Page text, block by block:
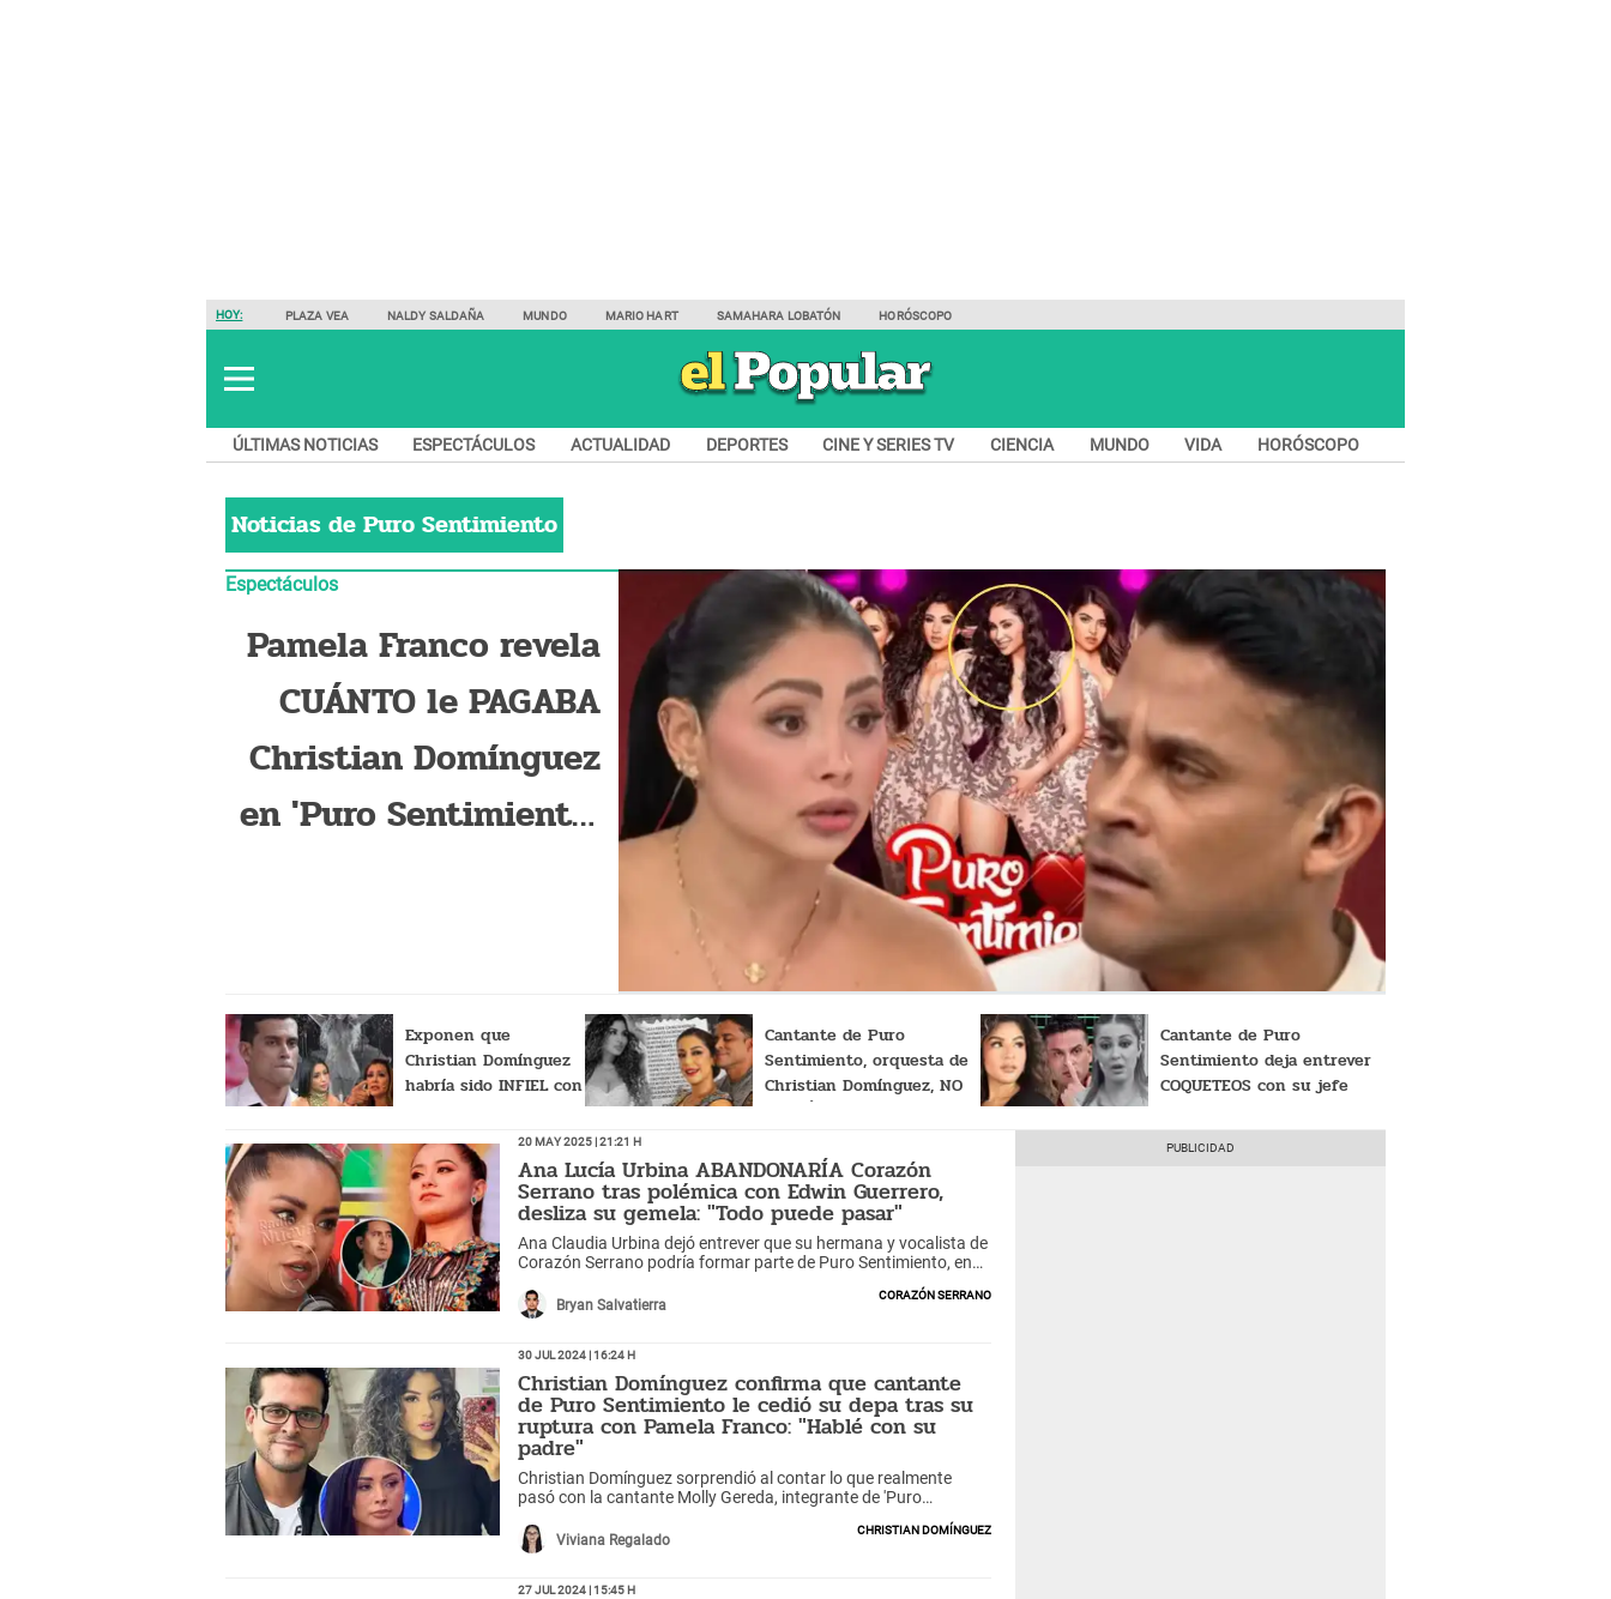
HOY: PLAZA VEA NALDY SALDAÑA MUNDO MARIO HART SAMAHARA LOBATÓN HORÓSCOPO
ÚLTIMAS NOTICIAS ESPECTÁCULOS ACTUALIDAD DEPORTES CINE Y SERIES TV CIENCIA MUNDO VIDA HORÓSCOPO
Noticias dePuro Sentimiento
Espectáculos
Pamela Franco revela
CUÁNTO le PAGABA
Christian Domínguez
en 'Puro Sentimiento'
Exponen que
Christian Domínguez
habría sido INFIEL con
según vidente Noelia:
"En su relación con..."
Cantante de Puro
Sentimiento, orquesta de
Christian Domínguez, NO
VA MÁS tras insinuar
dejo de pertenecer..."
Cantante de Puro
Sentimiento deja entrever
COQUETEOS con su jefe
POLÉMICO GESTO: "Tenemos
mucha confianza"
20 May 2025 | 21:21 h
Ana Lucía Urbina ABANDONARÍA Corazón
Serrano tras polémica con Edwin Guerrero,
desliza su gemela: "Todo puede pasar"
Ana Claudia Urbina dejó entrever que su hermana y vocalista de
Corazón Serrano podría formar parte de Puro Sentimiento, en
Bryan Salvatierra
Corazón Serrano
30 Jul 2024 | 16:24 h
Christian Domínguez confirma que cantante
de Puro Sentimiento le cedió su depa tras su
ruptura con Pamela Franco: "Hablé con su
padre"
Christian Domínguez sorprendió al contar lo que realmente
pasó con la cantante Molly Gereda, integrante de 'Puro
Franco?Viviana Regalado
Christian Domínguez
27 Jul 2024 | 15:45 h